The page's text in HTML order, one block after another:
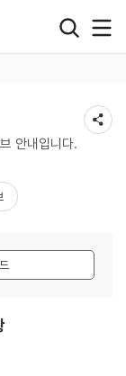
안내입니다.